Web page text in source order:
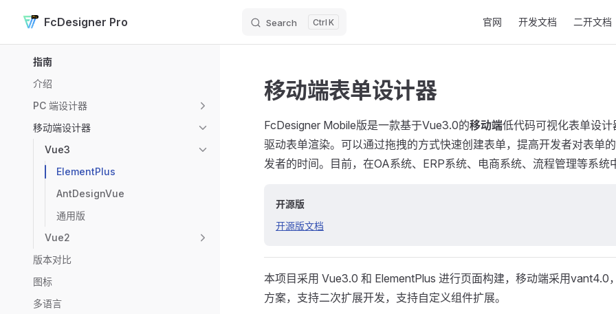
Skip to content
FcDesigner Pro Search K 官网 开发文档 二开文档
指南
介绍
PC 端设计器
移动端设计器
Vue3
ElementPlus
AntDesignVue
通用版
Vue2
版本对比
图标
多语言
移动端表单设计器
FcDesigner Mobile版是一款基于Vue3.0的移动端低代码可视化表单设
驱动表单渲染。可以通过拖拽的方式快速创建表单，提高开发者对表单
发者的时间。目前，在OA系统、ERP系统、电商系统、流程管理等系统
开源版
开源版文档
本项目采用 Vue3.0 和 ElementPlus 进行页面构建，移动端采用vant4.0
方案，支持二次扩展开发，支持自定义组件扩展。